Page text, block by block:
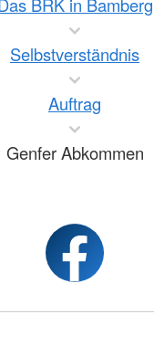
Selbstverständnis
Auftrag
Genfer Abkommen